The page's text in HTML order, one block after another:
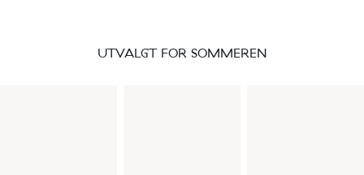
UTVALGT FOR SOMMEREN